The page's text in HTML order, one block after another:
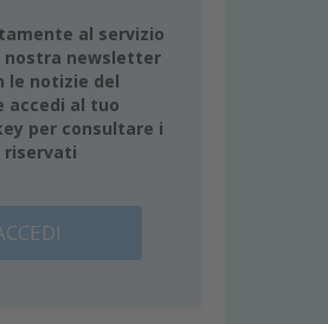
al servizio
nostra newsletter
le notizie del
accedi al tuo
per consultare i